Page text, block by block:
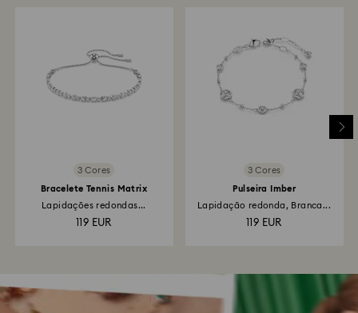
3 Cores
Bracelete Tennis Matrix
Lapidações redondas...
119 EUR
3 Cores
Pulseira Imber
Lapidação redonda, Branca...
119 EUR